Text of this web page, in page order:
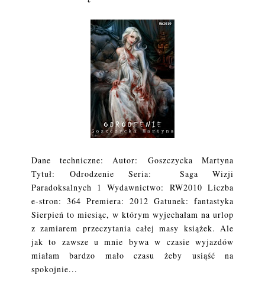
Dane techniczne: Autor: Goszczycka Martyna
Tytuł: Odrodzenie Seria: Saga Wizji
Paradoksalnych 1 Wydawnictwo: RW2010 Liczba
e-stron: 364 Premiera: 2012 Gatunek: fantastyka
Sierpień to miesiąc, w którym wyjechałam na urlop
z zamiarem przeczytania całej masy książek. Ale
jak to zawsze u mnie bywa w czasie wyjazdów
miałam bardzo mało czasu żeby usiąść na
spokojnie...